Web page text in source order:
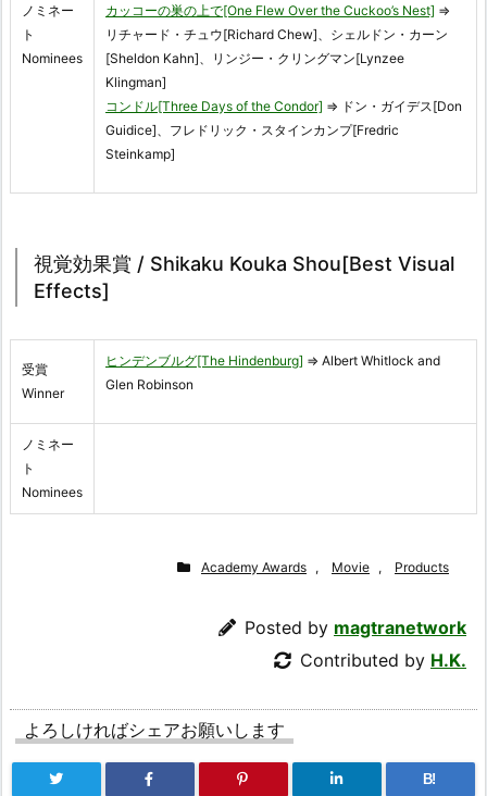
ノミネー
ト
Nominees
カッコーの巣の上で[One Flew Over the Cuckoo’s Nest] ⇒
リチャード・チュウ[Richard Chew]、シェルドン・カーン
[Sheldon Kahn]、リンジー・クリングマン[Lynzee
Klingman]
コンドル[Three Days of the Condor] ⇒ ドン・ガイデス[Don
Guidice]、フレドリック・スタインカンプ[Fredric
Steinkamp]
視覚効果賞 / Shikaku Kouka Shou[Best Visual
Effects]
受賞
Winner
ヒンデンブルグ[The Hindenburg] ⇒ Albert Whitlock and
Glen Robinson
ノミネー
ト
Nominees
Academy Awards , Movie , Products
Posted by magtranetwork
Contributed by H.K.
よろしければシェアお願いします
B!